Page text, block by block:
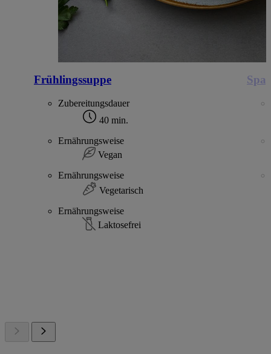
Frühlingssuppe
Zubereitungsdauer
40 min.
Ernährungsweise
Vegan
Ernährungsweise
Vegetarisch
Ernährungsweise
Laktosefrei